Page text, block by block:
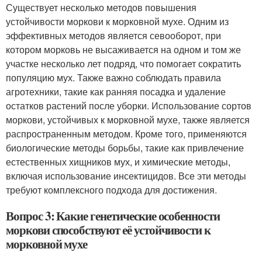
Существует несколько методов повышения
устойчивости моркови к морковной мухе. Одним из
эффективных методов является севооборот, при
котором морковь не высаживается на одном и том же
участке несколько лет подряд, что помогает сократить
популяцию мух. Также важно соблюдать правила
агротехники, такие как ранняя посадка и удаление
остатков растений после уборки. Использование сортов
моркови, устойчивых к морковной мухе, также является
распространенным методом. Кроме того, применяются
биологические методы борьбы, такие как привлечение
естественных хищников мух, и химические методы,
включая использование инсектицидов. Все эти методы
требуют комплексного подхода для достижения.
Вопрос 3: Какие генетические особенности
моркови способствуют её устойчивости к
морковной мухе